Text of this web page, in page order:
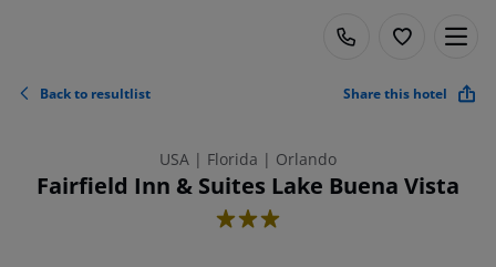
Back to resultlist Share this hotel
USA | Florida | Orlando
Fairfield Inn & Suites Lake Buena Vista
3